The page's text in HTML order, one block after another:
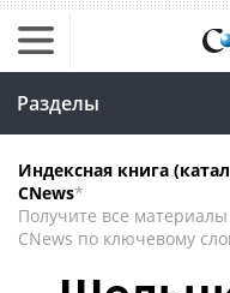
Разделы
Индексная книга
CNews*
Получите все материалы
CNews по ключевому